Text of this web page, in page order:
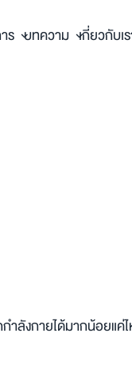
ร บทความ เกี่ยวกับเ
ำลังกายได้มากน้อยแ